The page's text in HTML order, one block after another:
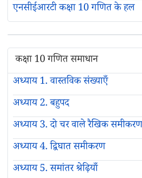
एनसीईआरटी कक्षा 10 गणित के हल
कक्षा 10 गणित समाधान
अध्याय 1. वास्तविक संख्याएँ
अध्याय 2. बहुपद
अध्याय 3. दो चर वाले रैखिक
अध्याय 4. द्विघात समीकरण
अध्याय 5. समांतर श्रेढ़ियाँ